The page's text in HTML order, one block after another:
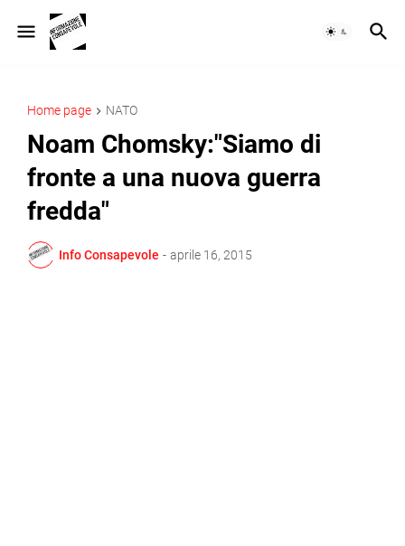
Home page NATO
Noam Chomsky:"Siamo di
fronte a una nuova guerra
fredda"
Info Consapevole - aprile 16, 2015